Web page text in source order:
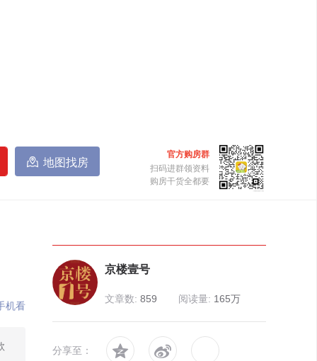
 地图找房
官方购房群
扫码进群领资料
购房干货全都要
机看
京楼壹号
文章数: 859 阅读量: 165万
分享至：  